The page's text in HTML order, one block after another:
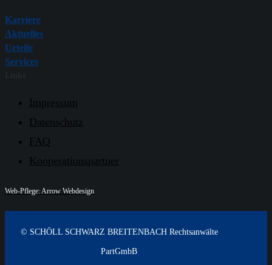
Karriere
Aktuelles
Urteile
Services
Impressum
Datenschutz
FAQ
Kooperationspartner
Web-Pflege: Arrow Webdesign
© SCHÖLL SCHWARZ BREITENBACH Rechtsanwälte
PartGmbB